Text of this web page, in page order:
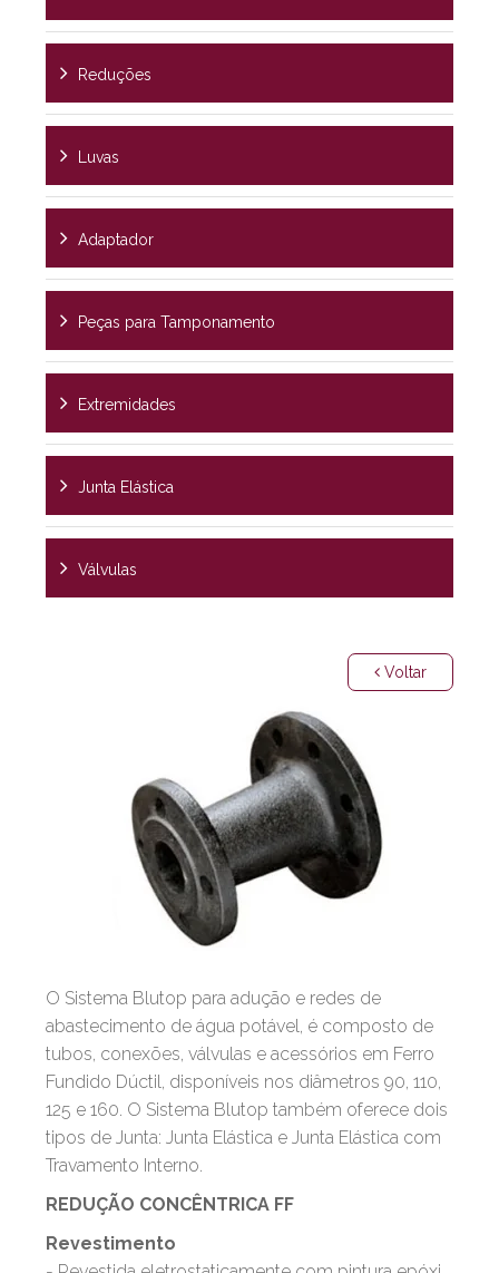
Reduções
Luvas
Adaptador
Peças para Tamponamento
Extremidades
Junta Elástica
Válvulas
Voltar
O Sistema Blutop para adução e redes de
abastecimento de água potável, é composto de
tubos, conexões, válvulas e acessórios em Ferro
Fundido Dúctil, disponíveis nos diâmetros 90, 110,
125 e 160. O Sistema Blutop também oferece dois
tipos de Junta: Junta Elástica e Junta Elástica com
Travamento Interno.
REDUÇÃO CONCÊNTRICA FF
Revestimento